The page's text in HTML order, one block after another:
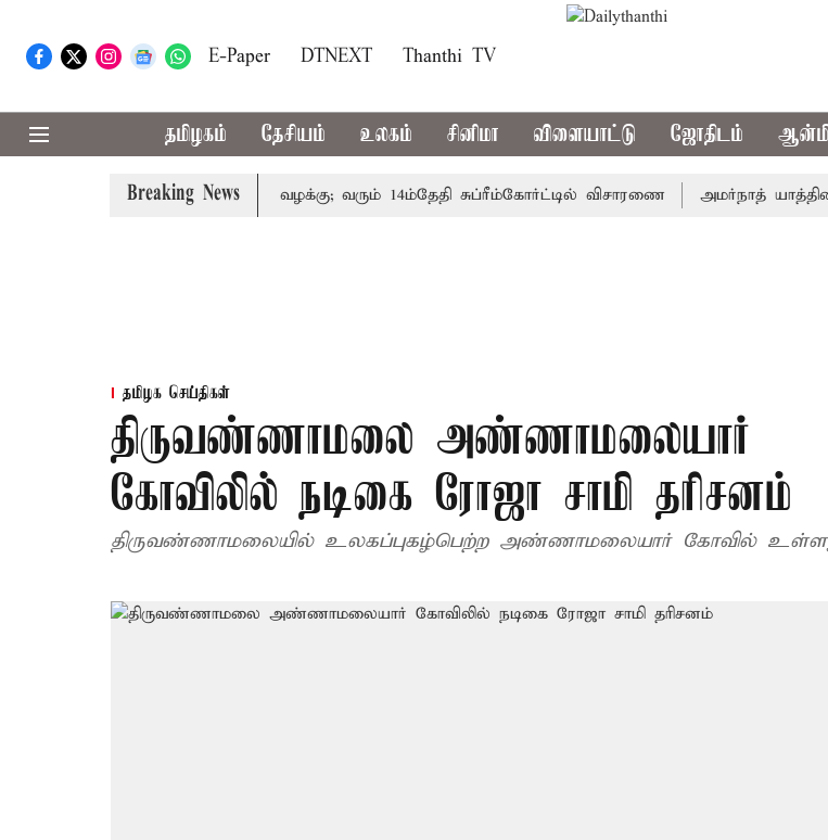
E-Paper DTNEXT Thanthi TV
தமிழகம் தேசியம் உலகம் சினிமா விளையாட்டு ஜோதிடம்
Breaking News
அரசுப்பணி வழக்கு; வரும் 14ம்தேதி சுப்ரீம்கோர்ட்டில் விசாரணை அமர்நாத் யாத்திரை
தமிழக செய்திகள்
திருவண்ணாமலை அண்ணாமலையார்
கோவிலில் நடிகை ரோஜா சாமி தரிசனம்
திருவண்ணாமலையில் உலகப்புகழ்பெற்ற அண்ணாமலையார் கோவில்